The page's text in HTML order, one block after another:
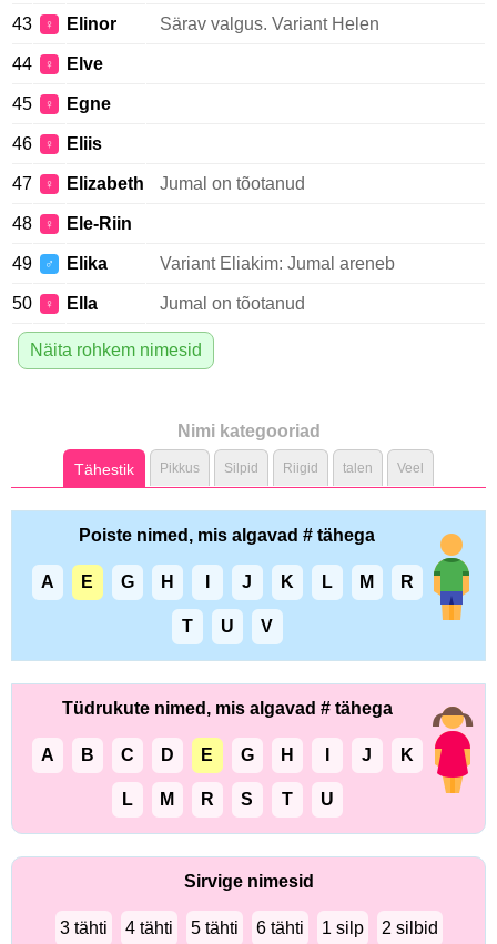
43 ♀ Elinor Särav valgus. Variant Helen
44 ♀ Elve
45 ♀ Egne
46 ♀ Eliis
47 ♀ Elizabeth Jumal on tõotanud
48 ♀ Ele-Riin
49 ♂ Elika Variant Eliakim: Jumal areneb
50 ♀ Ella Jumal on tõotanud
Näita rohkem nimesid
Nimi kategooriad
Tähestik Pikkus Silpid Riigid talen Veel
Poiste nimed, mis algavad # tähega
A E G H J K L M R
T U V
Tüdrukute nimed, mis algavad # tähega
A B C D E G H J K
L M R S T U
Sirvige nimesid
3 tähti 4 tähti 5 tähti 6 tähti 1 silp 2 silbid